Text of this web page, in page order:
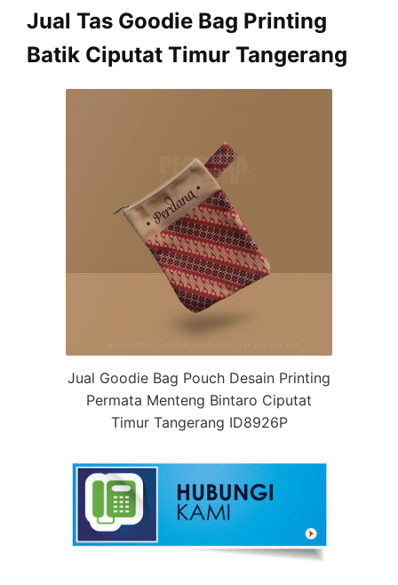
Jual Tas Goodie Bag Printing
Batik Ciputat Timur Tangerang
Jual Goodie Bag Pouch Desain Printing
Permata Menteng Bintaro Ciputat
Timur Tangerang ID8926P